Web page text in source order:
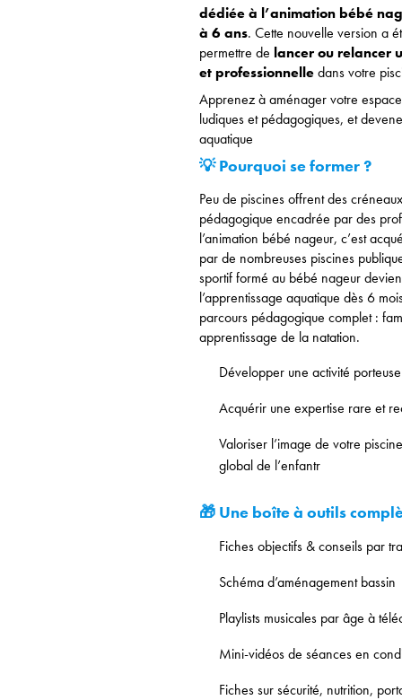
dédiée à l’animation bébé
à 6 ans. Cette nouvelle version a
permettre de lancer ou relancer
et professionnelledans votre
Apprenez à aménager votre
ludiques et pédagogiques, et
aquatique
💡 Pourquoi se former ?
Peu de piscines offrent des
pédagogique encadrée par des
l’animation bébé nageur, c’est
par de nombreuses piscines
sportif formé au bébé nageur
l’apprentissage aquatique dès 6
parcours pédagogique complet :
apprentissage de la natation.
Développer une activité
Acquérir une expertise rare et
Valoriser l’image de votre
global de l’enfantr
🎁 Une boîte à outils
Fiches objectifs & conseils par
Schéma d’aménagement bassin
Playlists musicales par âge à
Mini-vidéos de séances en
Fiches sur sécurité, nutrition,